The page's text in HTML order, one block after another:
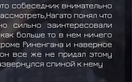
собеседник внимательно
понял что
сильно заинтересовали
как больше то в нем ничего
Риненгана и наверное
все же не придал этому
спиной к нему